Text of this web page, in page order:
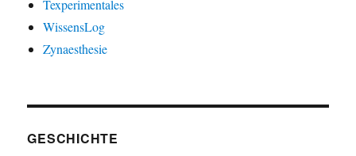
Texperimentales
WissensLog
Zynaesthesie
GESCHICHTE